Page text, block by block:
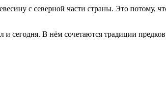
с северной части страны. Это потому,
сегодня. В нём сочетаются традиции